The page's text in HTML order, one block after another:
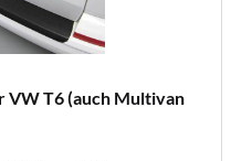
VW T6 (auch Multivan